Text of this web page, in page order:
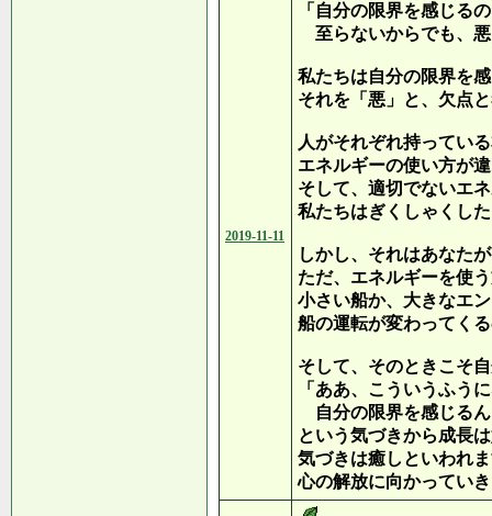
2019-11-11
「自分の限界を感じる
至らないからでも、
私たちは自分の限界を
それを「悪」と、欠点
人がそれぞれ持ってい
エネルギーの使い方が
そして、適切でないエ
私たちはぎくしゃくし
しかし、それはあなた
ただ、エネルギーを使
小さい船か、大きなエ
船の運転が変わってく
そして、そのときこそ
「ああ、こういうふう
自分の限界を感じる
という気づきから成長
気づきは癒しといわれ
心の解放に向かってい